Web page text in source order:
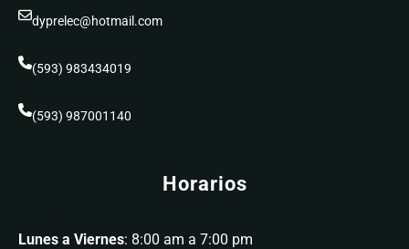
dyprelec@hotmail.com
(593) 983434019
(593) 987001140
Horarios
Lunes a Viernes: 8:00 am a 7:00 pm